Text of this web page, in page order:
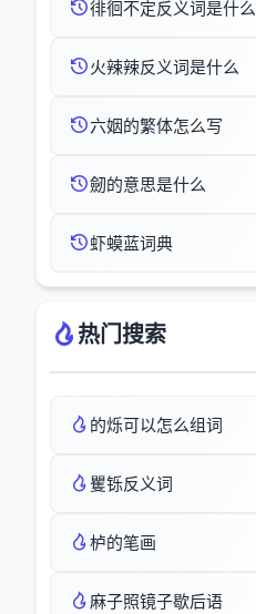
徘徊不定反义词是什么
火辣辣反义词是什么
六姻的繁体怎么写
劒的意思是什么
虾蟆蓝词典
热门搜索
的烁可以怎么组词
矍铄反义词
栌的笔画
麻子照镜子歇后语